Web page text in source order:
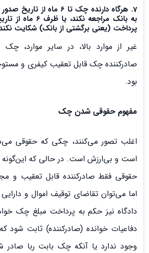
7. هرگاه دارنده چک تا 6
به بانک مراجعه
پرداخت (یعنی برگشتی از بانک) شکایت
غیر از موارد بالا، در سایر موارد،
صادرکننده چک قابل تعقیب کیفری و
بود.
مفهوم حقوقی شدن چک
اغلب تصور می‌کنند، چکی که حقوقی
است و بی‌ارزش است. در حالی که
حقوقی فقط صادرکننده قابل تعقیب و
اما می‌توان تقاضای توقیف اموال و
دادگاه نیز حکم به پرداخت مبلغ چک
دفاعیات خوانده (صادرکننده) ثابت شود
وجود ندارد یا آنکه چک بابت ربا